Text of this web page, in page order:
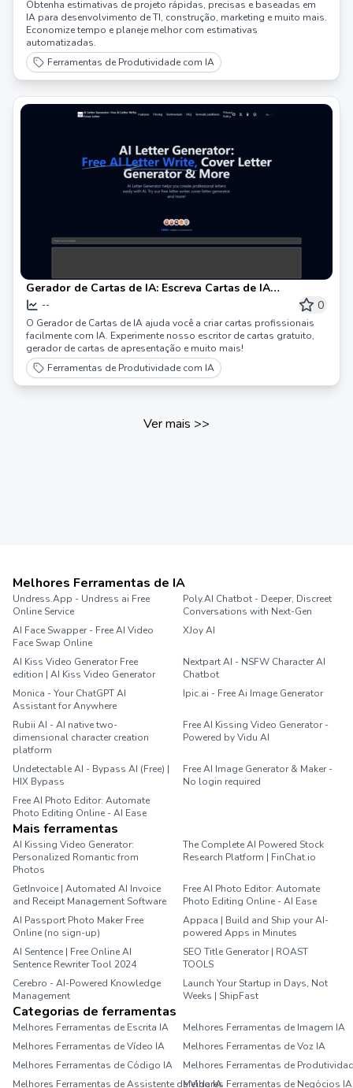
Obtenha estimativas de projeto rápidas, precisas e baseadas em
IA para desenvolvimento de TI, construção, marketing e muito mais.
Economize tempo e planeje melhor com estimativas
automatizadas.
Ferramentas de Produtividade com IA
Gerador de Cartas de IA: Escreva Cartas de IA
Gratuitamente, Carta de Apresentação
-- 0
O Gerador de Cartas de IA ajuda você a criar cartas profissionais
facilmente com IA. Experimente nosso escritor de cartas gratuito,
gerador de cartas de apresentação e muito mais!
Ferramentas de Produtividade com IA
Ver mais >>
Melhores Ferramentas de IA
Undress.App - Undress ai Free
Online Service
Poly.AI Chatbot - Deeper, Discreet
Conversations with Next-Gen
AI Face Swapper - Free AI Video
Face Swap Online
XJoy AI
AI Kiss Video Generator Free
edition | AI Kiss Video Generator
Nextpart AI - NSFW Character AI
Chatbot
Monica - Your ChatGPT AI
Assistant for Anywhere
Ipic.ai - Free Ai Image Generator
Rubii AI - AI native two-
dimensional character creation
platform
Free AI Kissing Video Generator -
Powered by Vidu AI
Undetectable AI - Bypass AI (Free) |
HIX Bypass
Free AI Image Generator & Maker -
No login required
Free AI Photo Editor: Automate
Photo Editing Online - AI Ease
Mais ferramentas
AI Kissing Video Generator:
Personalized Romantic from
Photos
The Complete AI Powered Stock
Research Platform | FinChat.io
GetInvoice | Automated AI Invoice
and Receipt Management Software
Free AI Photo Editor: Automate
Photo Editing Online - AI Ease
AI Passport Photo Maker Free
Online (no sign-up)
Appaca | Build and Ship your AI-
powered Apps in Minutes
AI Sentence | Free Online AI
Sentence Rewriter Tool 2024
SEO Title Generator | ROAST
TOOLS
Cerebro - AI-Powered Knowledge
Management
Launch Your Startup in Days, Not
Weeks | ShipFast
Categorias de ferramentas
Melhores Ferramentas de Escrita IA
Melhores Ferramentas de Imagem IA
Melhores Ferramentas de Vídeo IA
Melhores Ferramentas de Voz IA
Melhores Ferramentas de Código IA
Melhores Ferramentas de
Melhores Ferramentas de Assistente de Vida IAMelhores Ferramentas de Negócios IA